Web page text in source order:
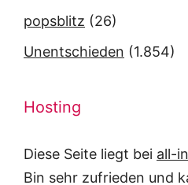
popsblitz (26)
Unentschieden (1.854)
Hosting
Diese Seite liegt bei all-
Bin sehr zufrieden und